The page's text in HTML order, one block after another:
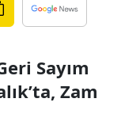
Sayım
Zam